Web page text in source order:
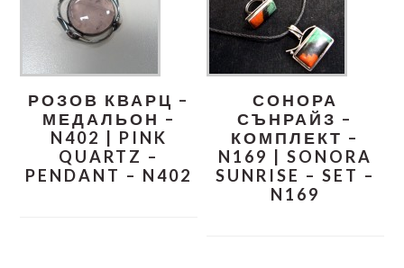
РОЗОВ КВАРЦ –
МЕДАЛЬОН –
N402 | PINK
QUARTZ –
PENDANT – N402
СОНОРА
СЪНРАЙЗ –
КОМПЛЕКТ –
N169 | SONORA
SUNRISE – SET –
N169